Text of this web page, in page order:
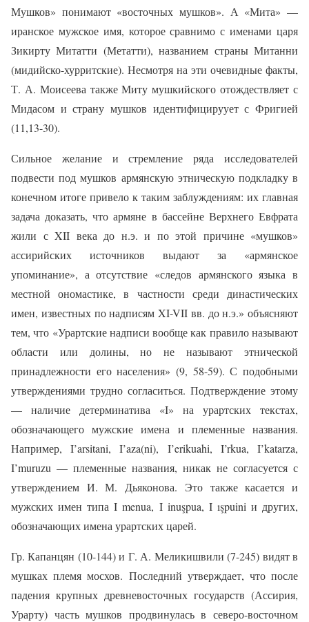
Мушков» понимают «восточных мушков». А «Мита» —
иранское мужское имя, которое сравнимо с именами царя
Зикирту Митатти (Метатти), названием страны Митанни
(мидийско-хурритские). Несмотря на эти очевидные факты,
Т. А. Моисеева также Миту мушкийского отождествляет с
Мидасом и страну мушков идентифицируует с Фригией
(11,13-30).
Сильное желание и стремление ряда исследователей
подвести под мушков армянскую этническую подкладку в
конечном итоге привело к таким заблуждениям: их главная
задача доказать, что армяне в бассейне Верхнего Евфрата
жили с XII века до н.э. и по этой причине «мушков»
ассирийских источников выдают за «армянское
упоминание», а отсутствие «следов армянского языка в
местной ономастике, в частности среди династических
имен, известных по надписям XI-VII вв. до н.э.» объясняют
тем, что «Урартские надписи вообще как правило называют
области или долины, но не называют этнической
принадлежности его населения» (9, 58-59). С подобными
утверждениями трудно согласиться. Подтверждение этому
— наличие детерминатива «I» на урартских текстах,
обозначающего мужские имена и племенные названия.
Например, I’arsitani, I’aza(ni), I’erikuahi, I’rkua, I’katarza,
I’muruzu — племенные названия, никак не согласуется с
утверждением И. М. Дьяконова. Это также касается и
мужских имен типа I menua, I inuşpua, I ışpuini и других,
обозначающих имена урартских царей.
Гр. Капанцян (10-144) и Г. А. Меликишвили (7-245) видят в
мушках племя мосхов. Последний утверждает, что после
падения крупных древневосточных государств (Ассирия,
Урарту) часть мушков продвинулась в северо-восточном